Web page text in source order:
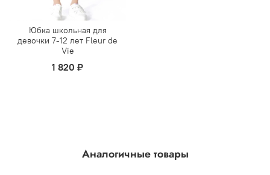
Юбка школьная для
девочки 7-12 лет Fleur de
Vie
1 820 ₽
Аналогичные товары